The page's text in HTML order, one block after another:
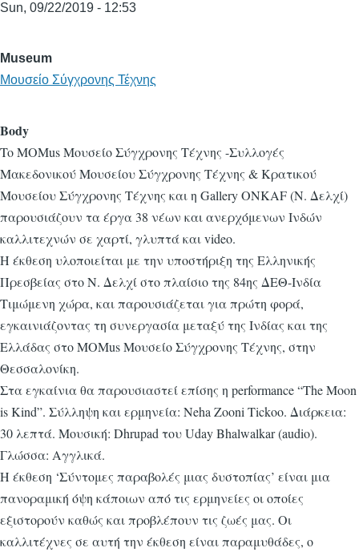
Sun, 09/22/2019 - 12:53
Museum
Μουσείο Σύγχρονης Τέχνης
Body
To MOMus Μουσείο Σύγχρονης Τέχνης -Συλλογές
Μακεδονικού Μουσείου Σύγχρονης Τέχνης & Κρατικού
Μουσείου Σύγχρονης Τέχνης και η Gallery ONKAF (Ν. Δελχί)
παρουσιάζουν τα έργα 38 νέων και ανερχόμενων Ινδών
καλλιτεχνών σε χαρτί, γλυπτά και video.
Η έκθεση υλοποιείται με την υποστήριξη της Ελληνικής
Πρεσβείας στο Ν. Δελχί στο πλαίσιο της 84ης ΔΕΘ-Ινδία
Τιμώμενη χώρα, και παρουσιάζεται για πρώτη φορά,
εγκαινιάζοντας τη συνεργασία μεταξύ της Ινδίας και της
Ελλάδας στο MOMus Μουσείο Σύγχρονης Τέχνης, στην
Θεσσαλονίκη.
Στα εγκαίνια θα παρουσιαστεί επίσης η performance “The Moon
is Kind”. Σύλληψη και ερμηνεία: Neha Zooni Tickoo. Διάρκεια:
30 λεπτά. Μουσική: Dhrupad του Uday Bhalwalkar (audio).
Γλώσσα: Αγγλικά.
Η έκθεση ‘Σύντομες παραβολές μιας δυστοπίας’ είναι μια
πανοραμική όψη κάποιων από τις ερμηνείες οι οποίες
εξιστορούν καθώς και προβλέπουν τις ζωές μας. Οι
καλλιτέχνες σε αυτή την έκθεση είναι παραμυθάδες, ο